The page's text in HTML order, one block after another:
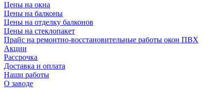
Цены на окна
Цены на балконы
Цены на отделку балконов
Цены на стеклопакет
Прайс на ремонтно-восстановительные работы окон ПВХ
Акции
Рассрочка
Доставка и оплата
Наши работы
О заводе